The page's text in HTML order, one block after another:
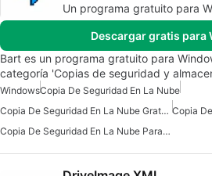
Un programa gratuito para
Descargar gratis para
Bart es un programa gratuito para
categoría 'Copias de seguridad y
WindowsCopia De Seguridad En La Nube
Copia De Seguridad En La Nube Gratuita
Copia De Seguridad En La Nube Para Windows